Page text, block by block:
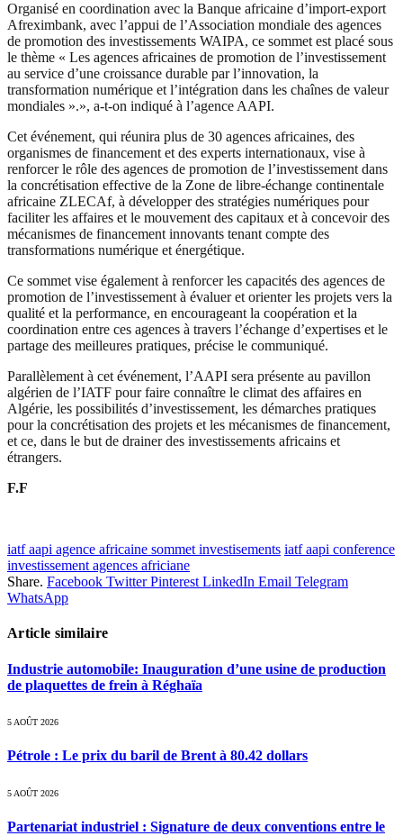
Organisé en coordination avec la Banque africaine d’import-export
Afreximbank, avec l’appui de l’Association mondiale des agences
de promotion des investissements WAIPA, ce sommet est placé sous
le thème « Les agences africaines de promotion de l’investissement
au service d’une croissance durable par l’innovation, la
transformation numérique et l’intégration dans les chaînes de valeur
mondiales ».», a-t-on indiqué à l’agence AAPI.
Cet événement, qui réunira plus de 30 agences africaines, des
organismes de financement et des experts internationaux, vise à
renforcer le rôle des agences de promotion de l’investissement dans
la concrétisation effective de la Zone de libre-échange continentale
africaine ZLECAf, à développer des stratégies numériques pour
faciliter les affaires et le mouvement des capitaux et à concevoir des
mécanismes de financement innovants tenant compte des
transformations numérique et énergétique.
Ce sommet vise également à renforcer les capacités des agences de
promotion de l’investissement à évaluer et orienter les projets vers la
qualité et la performance, en encourageant la coopération et la
coordination entre ces agences à travers l’échange d’expertises et le
partage des meilleures pratiques, précise le communiqué.
Parallèlement à cet événement, l’AAPI sera présente au pavillon
algérien de l’IATF pour faire connaître le climat des affaires en
Algérie, les possibilités d’investissement, les démarches pratiques
pour la concrétisation des projets et les mécanismes de financement,
et ce, dans le but de drainer des investissements africains et
étrangers.
F.F
iatf aapi agence africaine sommet investisements iatf aapi conference
investissement agences africiane
Share. Facebook Twitter Pinterest LinkedIn Email Telegram
WhatsApp
Article similaire
Industrie automobile: Inauguration d’une usine de production
de plaquettes de frein à Réghaïa
5 AOÛT 2026
Pétrole : Le prix du baril de Brent à 80.42 dollars
5 AOÛT 2026
Partenariat industriel : Signature de deux conventions entre le